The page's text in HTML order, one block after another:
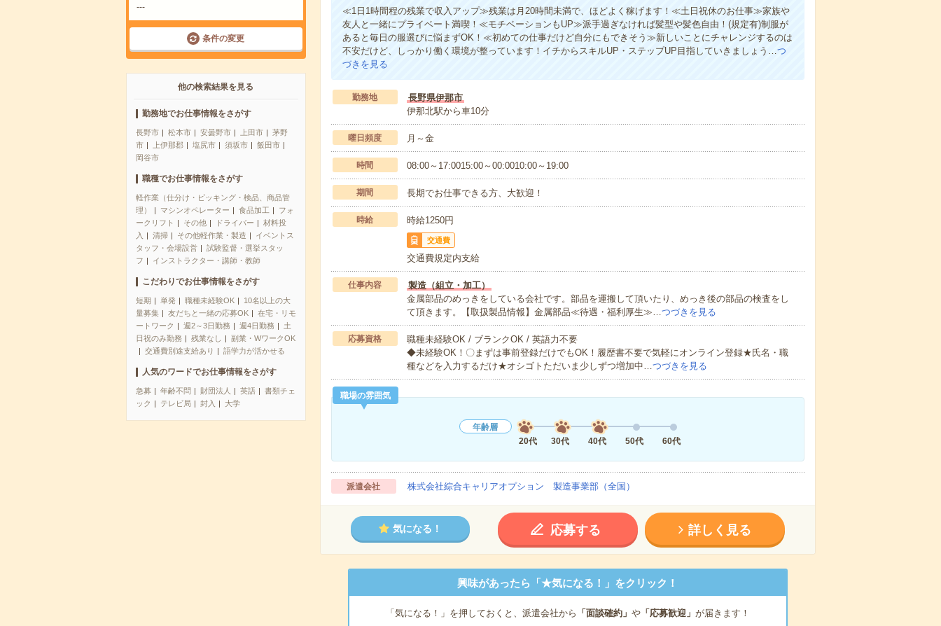
---
条件の変更
他の検索結果を見る
勤務地でお仕事情報をさがす
長野市 松本市 安曇野市 上田市
茅野
市
上伊那郡 塩尻市 須坂市
飯田市
岡谷市
職種でお仕事情報をさがす
軽作業（仕分け・ピッキング・検品、商品管
理）
マシンオペレーター 食品加工
フォ
ークリフト
その他 ドライバー
材料投
入
清掃 その他軽作業・製造
イベントス
タッフ・会場設営
試験監督・選挙スタッ
フ
インストラクター・講師・教師
こだわりでお仕事情報をさがす
短期 単発 職種未経験OK
10名以上の大
量募集
友だちと一緒の応募OK
在宅・リモ
ートワーク
週2～3日勤務 週4日勤務
土
日祝のみ勤務
残業なし
副業・WワークOK
交通費別途支給あり
語学力が活かせる
人気のワードでお仕事情報をさがす
急募 年齢不問 財団法人 英語
書類チェ
ック
テレビ局 封入 大学
≪1日1時間程の残業で収入アップ≫残業は月20時間未満で、ほどよく稼げます！≪土日祝休のお仕事≫家族や
友人と一緒にプライベート満喫！≪モチベーションもUP≫派手過ぎなければ髪型や髪色自由！(規定有)制服が
あると毎日の服選びに悩まずOK！≪初めての仕事だけど自分にもできそう≫新しいことにチャレンジするのは
不安だけど、しっかり働く環境が整っています！イチからスキルUP・ステップUP目指していきましょう…つ
づきを見る
勤務地
長野県伊那市
伊那北駅から車10分
曜日頻度 月～金
時間 08:00～17:0015:00～00:0010:00～19:00
期間 長期でお仕事できる方、大歓迎！
時給 時給1250円
交通費
交通費規定内支給
仕事内容
製造（組立・加工）
金属部品のめっきをしている会社です。部品を運搬して頂いたり、めっき後の部品の検査をし
て頂きます。【取扱製品情報】金属部品≪待遇・福利厚生≫…つづきを見る
応募資格
職種未経験OK / ブランクOK / 英語力不要
◆未経験OK！〇まずは事前登録だけでもOK！履歴書不要で気軽にオンライン登録★氏名・職
種などを入力するだけ★オシゴトただいま少しずつ増加中…つづきを見る
職場の雰囲気
年齢層
20代
30代 40代 50代 60代
派遣会社 株式会社綜合キャリアオプション 製造事業部（全国）
気になる！ 応募する 詳しく見る
興味があったら「★気になる！」をクリック！
「気になる！」を押しておくと、派遣会社から 「面談確約」 や「応募歓迎」 が届きます！